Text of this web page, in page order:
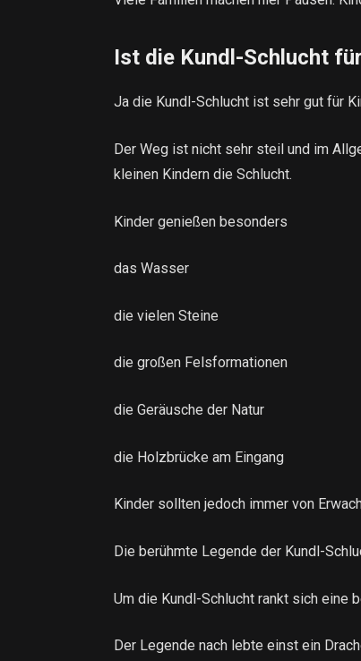
Ist die Kundl-Schlucht
Ja die Kundl-Schlucht ist sehr gut für
Der Weg ist nicht sehr steil und im
kleinen Kindern die Schlucht.
Kinder genießen besonders
das Wasser
die vielen Steine
die großen Felsformationen
die Geräusche der Natur
die Holzbrücke am Eingang
Kinder sollten jedoch immer von
Die berühmte Legende der Kundl-
Um die Kundl-Schlucht rankt sich eine
Der Legende nach lebte einst ein